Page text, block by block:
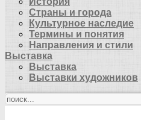
Страны и города
Культурное наследие
Термины и понятия
Направления и стили
Выставка
Выставка
Выставки художников